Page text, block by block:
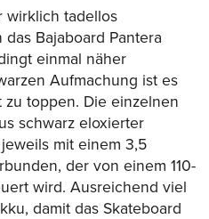
wirklich tadellos
Bajaboard Pantera
einmal näher
Aufmachung ist es
toppen. Die einzelnen
schwarz eloxierter
mit einem 3,5
der von einem 110-
wird. Ausreichend viel
damit das Skateboard